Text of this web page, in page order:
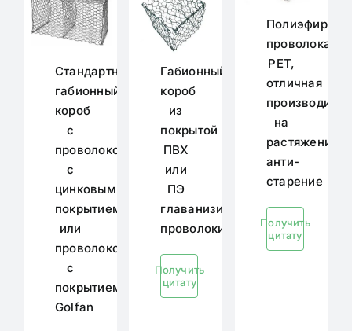
Стандартный
габионный
короб
с
проволокой
с
цинковым
покрытием
или
проволокой
с
покрытием
Golfan
Габионный
короб
из
покрытой
ПВХ
или
ПЭ
главанизированной
проволоки
Получить
цитату
Полиэфирная
проволока
PET,
отличная
на
растяжение,
анти-
старение
Получить
цитату